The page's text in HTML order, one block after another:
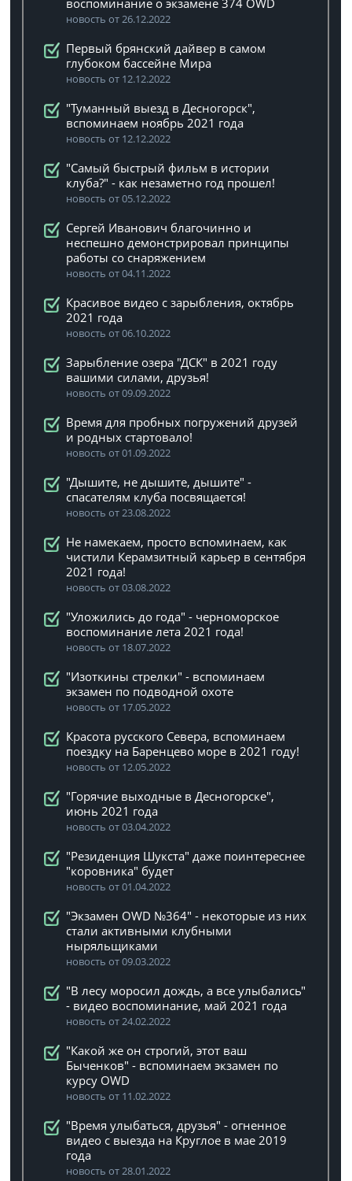
воспоминание о экзамене 374 OWD
новость от 26.12.2022
Первый брянский дайвер в самом
глубоком бассейне Мира
новость от 12.12.2022
"Туманный выезд в Десногорск",
вспоминаем ноябрь 2021 года
новость от 12.12.2022
"Самый быстрый фильм в истории
клуба?" - как незаметно год прошел!
новость от 05.12.2022
Сергей Иванович благочинно и
неспешно демонстрировал принципы
работы со снаряжением
новость от 04.11.2022
Красивое видео с зарыбления, октябрь
2021 года
новость от 06.10.2022
Зарыбление озера "ДСК" в 2021 году
вашими силами, друзья!
новость от 09.09.2022
Время для пробных погружений друзей
и родных стартовало!
новость от 01.09.2022
"Дышите, не дышите, дышите" -
спасателям клуба посвящается!
новость от 23.08.2022
Не намекаем, просто вспоминаем, как
чистили Керамзитный карьер в сентября
2021 года!
новость от 03.08.2022
"Уложились до года" - черноморское
воспоминание лета 2021 года!
новость от 18.07.2022
"Изоткины стрелки" - вспоминаем
экзамен по подводной охоте
новость от 17.05.2022
Красота русского Севера, вспоминаем
поездку на Баренцево море в 2021 году!
новость от 12.05.2022
"Горячие выходные в Десногорске",
июнь 2021 года
новость от 03.04.2022
"Резиденция Шукста" даже поинтереснее
"коровника" будет
новость от 01.04.2022
"Экзамен OWD №364" - некоторые из них
стали активными клубными
ныряльщиками
новость от 09.03.2022
"В лесу моросил дождь, а все улыбались"
- видео воспоминание, май 2021 года
новость от 24.02.2022
"Какой же он строгий, этот ваш
Быченков" - вспоминаем экзамен по
курсу OWD
новость от 11.02.2022
"Время улыбаться, друзья" - огненное
видео с выезда на Круглое в мае 2019
года
новость от 28.01.2022